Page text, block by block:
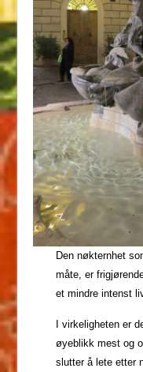
Den nøkternhet
måte, er
et mindre intenst
I virkeligheten er
øyeblikk mest og
slutter å lete etter